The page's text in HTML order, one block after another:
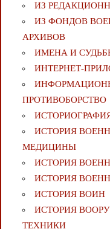
ИЗ
ИЗ ФОНДОВ
АРХИВОВ
ИМЕНА И
ИНТЕРНЕТ-
ПРОТИВОБОРСТВО
ИСТОРИЯ
МЕДИЦИНЫ
ИСТОРИЯ
ИСТОРИЯ
ИСТОРИЯ ВОИН
ИСТОРИЯ
ТЕХНИКИ